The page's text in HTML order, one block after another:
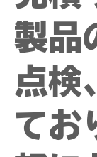
製品
点検
てお